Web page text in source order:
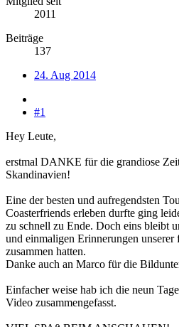
2011
Beiträge
137
24. Aug 2014
#1
Hey Leute,
erstmal DANKE für die grandiose
Skandinavien!
Eine der besten und aufregendsten
Coasterfriends erleben durfte ging
zu schnell zu Ende. Doch eins bleibt
und einmaligen Erinnerungen
zusammen hatten.
Danke auch an Marco für die
Einfacher weise hab ich die neun
Video zusammengefasst.